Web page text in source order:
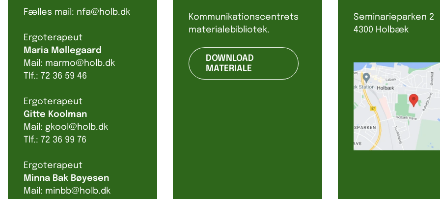
Fælles mail: nfa@holb.dk
Ergoterapeut
Maria Møllegaard
Mail: marmo@holb.dk
Tlf.: 72 36 59 46
Ergoterapeut
Gitte Koolman
Mail: gkool@holb.dk
Tlf.: 72 36 99 76
Ergoterapeut
Minna Bak Bøyesen
Mail: minbb@holb.dk
Kommunikationscentrets
materialebibliotek.
DOWNLOAD
MATERIALE
Seminarieparken 2
4300 Holbæk